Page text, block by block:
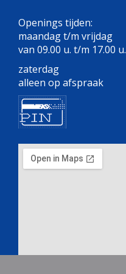
Openings tijden:
maandag t/m vrijdag
van 09.00 u. t/m 17.00 u.
zaterdag
alleen op afspraak